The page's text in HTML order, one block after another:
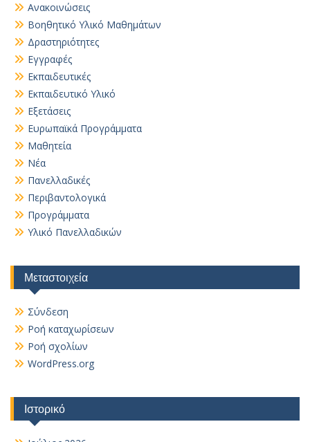
Ανακοινώσεις
Βοηθητικό Yλικό Mαθημάτων
Δραστηριότητες
Εγγραφές
Εκπαιδευτικές
Εκπαιδευτικό Υλικό
Εξετάσεις
Ευρωπαϊκά Προγράμματα
Μαθητεία
Νέα
Πανελλαδικές
Περιβαντολογικά
Προγράμματα
Υλικό Πανελλαδικών
Μεταστοιχεία
Σύνδεση
Ροή καταχωρίσεων
Ροή σχολίων
WordPress.org
Ιστορικό